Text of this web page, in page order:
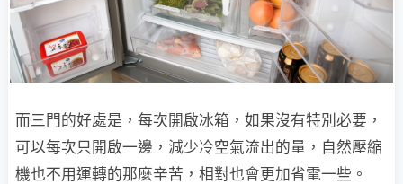
而三門的好處是，每次開啟冰箱，如果沒有特別必要，
可以每次只開啟一邊，減少冷空氣流出的量，自然壓縮
機也不用運轉的那麼辛苦，相對也會更加省電一些。